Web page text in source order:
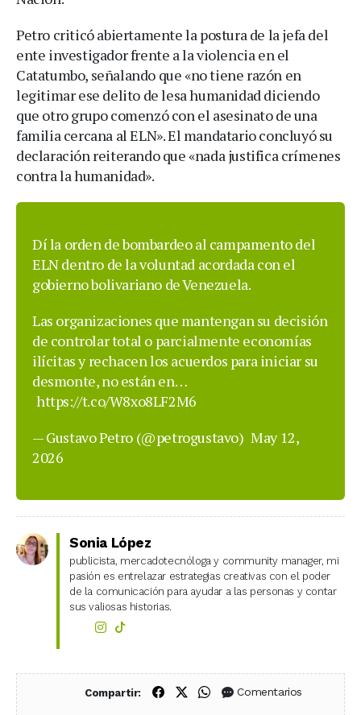
Petro criticó abiertamente la postura de la jefa del
ente investigador frente a la violencia en el
Catatumbo, señalando que «no tiene razón en
legitimar ese delito de lesa humanidad diciendo
que otro grupo comenzó con el asesinato de una
familia cercana al ELN». El mandatario concluyó su
declaración reiterando que «nada justifica crímenes
contra la humanidad».
Dí la orden de bombardeo al campamento del
ELN dentro de la voluntad acordada con el
gobierno bolivariano de Venezuela.
Las organizaciones que mantengan su decisión
de controlar total o parcialmente economías
ilícitas y rechacen los acuerdos para iniciar su
desmonte, no están en…
https://t.co/W8xo8LF2M6
— Gustavo Petro (@petrogustavo) May 12,
2026
Sonia López
publicista, mercadotecnóloga y community manager, mi
pasión es entrelazar estrategias creativas con el poder
de la comunicación para ayudar a las personas y contar
sus valiosas historias.
Compartir: Compartir en Facebook
Compartir en X (Twitter)
Compartir en WhatsApp
Comentarios